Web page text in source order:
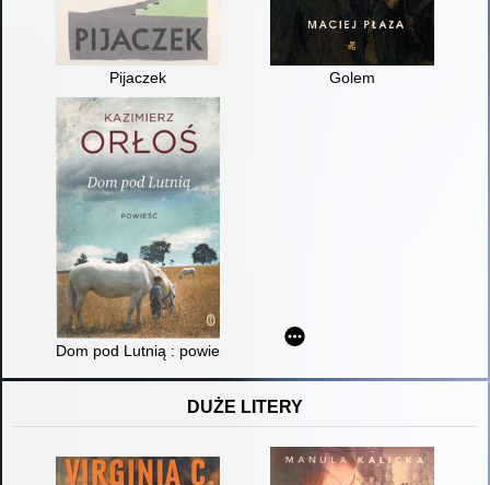
Pijaczek Golem
Dom pod Lutnią : powieść
DUŻE LITERY